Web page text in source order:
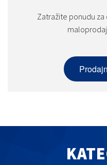
Zatražite ponudu za